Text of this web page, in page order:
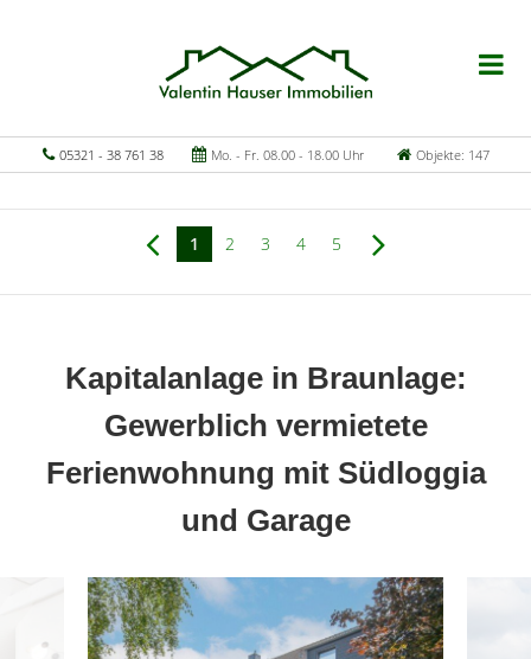
05321 - 38 761 38 Mo. - Fr. 08.00 - 18.00 Uhr Objekte: 147
1 2 3 4 5
Kapitalanlage in Braunlage:
Gewerblich vermietete
Ferienwohnung mit Südloggia
und Garage